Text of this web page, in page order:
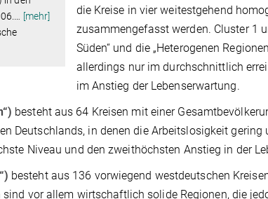
[mehr]
die Kreise in vier weitestgehend
zusammengefasst werden. Cluster 1
Süden“ und die „Heterogenen
allerdings nur im durchschnittlich
im Anstieg der Lebenserwartung.
besteht aus 64 Kreisen mit einer
Deutschlands, in denen die Arbeitslosigkeit
Niveau und den zweithöchsten Anstieg in der
besteht aus 136 vorwiegend westdeutschen
vor allem wirtschaftlich solide Regionen, die